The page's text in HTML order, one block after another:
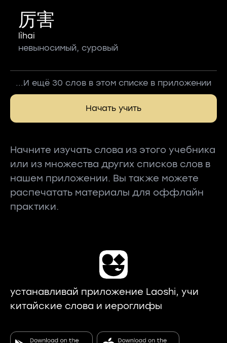
厉害
lìhai
невыносимый, суровый
...И ещё 30 слов в этом списке в приложении
Начать учить
Начните изучать слова из этого учебника
или из множества других списков слов в
нашем приложении. Вы также можете
распечатать материалы для оффлайн
практики.
устанавливай приложение Laoshi, учи
китайские слова и иероглифы